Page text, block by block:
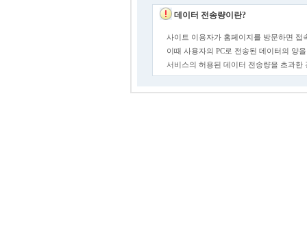
데이터 전송량이란?
사이트 이용자가 홈페이지를 방문하면 접
이때 사용자의 PC로 전송된 데이터의 양
서비스의 허용된 데이터 전송량을 초과